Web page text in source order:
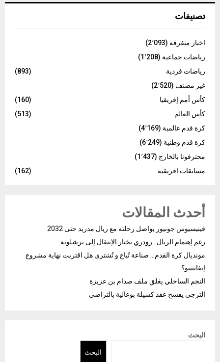
C
تصنيفات
اخبار متفرقة (2٬093)
رياضات جماعية (1٬208)
رياضات فردية
(893)
غير مصنف (2٬520)
كأس أمم إفريقيا
(160)
كأس العالم
(513)
كرة قدم عالمية (4٬169)
كرة قدم وطنية (6٬249)
محترفونا بالخارج (1٬437)
مسابقات افريقية
(162)
أحدث المقالات
فينيسيوس جونيور يواصل رحلته مع ريال مدريد حتى 2032
رغم إهتمام الريال.. رودري يختار الإنتقال إلى برشلونة
مونديال كرة القدم… صناعة تُباع و تُشترى هل اقتربت نهاية مشروع
إنفانتينو؟
النجم الساحلي يغلق ملف صدام بن عزيزة
الترجي يفسخ عقد كسيلة بوعالية بالتراضي
البحث
البحث